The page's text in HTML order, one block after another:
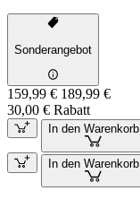
Sonderangebot
159,99 € 189,99 €
30,00 € Rabatt
In den Warenkorb
In den Warenkorb